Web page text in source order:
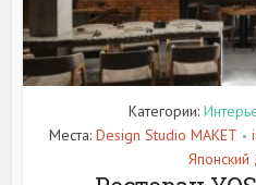
Категории:
Места: Design Studio MAKET •
Японский